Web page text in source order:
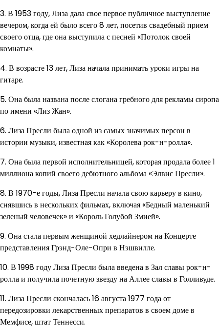
3. В 1953 году, Лиза дала свое первое публичное выступление
вечером, когда ей было всего 8 лет, посетив свадебный прием
своего отца, где она выступила с песней «Потолок своей
комнаты».
4. В возрасте 13 лет, Лиза начала принимать уроки игры на
гитаре.
5. Она была названа после слогана гребного для рекламы сиропа
по имени «Лиз Жан».
6. Лиза Пресли была одной из самых значимых персон в
истории музыки, известная как «Королева рок-н-ролла».
7. Она была первой исполнительницей, которая продала более 1
миллиона копий своего дебютного альбома «Элвис Пресли».
8. В 1970-е годы, Лиза Пресли начала свою карьеру в кино,
снявшись в нескольких фильмах, включая «Бедный маленький
зеленый человечек» и «Король Голубой Змией».
9. Она стала первым женщиной хедлайнером на Концерте
представления Грэнд-Оле-Опри в Нэшвилле.
10. В 1998 году Лиза Пресли была введена в Зал славы рок-н-
ролла и получила почетную звезду на Аллее славы в Голливуде.
11. Лиза Пресли скончалась 16 августа 1977 года от
передозировки лекарственных препаратов в своем доме в
Мемфисе, штат Теннесси.